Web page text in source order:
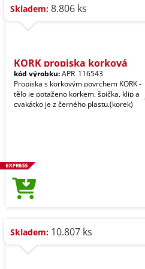
Skladem: 8.806 ks
KORK propiska korková
kód výrobku:APR_116543
Propiska s korkovým povrchem KORK -
tělo je potaženo korkem, špička, klip a
cvakátko je z černého plastu.(korek)
Skladem: 10.807 ks